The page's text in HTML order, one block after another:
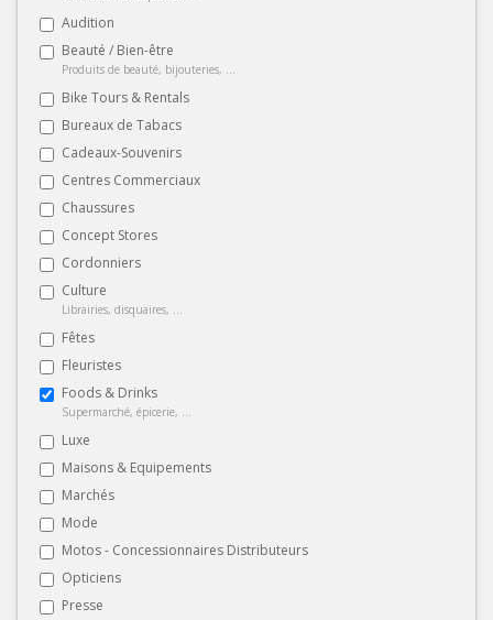
Audition
Beauté / Bien-être
Produits de beauté, bijouteries, ...
Bike Tours & Rentals
Bureaux de Tabacs
Cadeaux-Souvenirs
Centres Commerciaux
Chaussures
Concept Stores
Cordonniers
Culture
Librairies, disquaires, ...
Fêtes
Fleuristes
Foods & Drinks
Supermarché, épicerie, ...
Luxe
Maisons & Equipements
Marchés
Mode
Motos - Concessionnaires Distributeurs
Opticiens
Presse